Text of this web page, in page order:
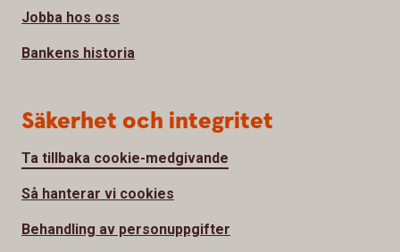
Jobba hos oss
Bankens historia
Säkerhet och integritet
Ta tillbaka cookie-medgivande
Så hanterar vi cookies
Behandling av personuppgifter